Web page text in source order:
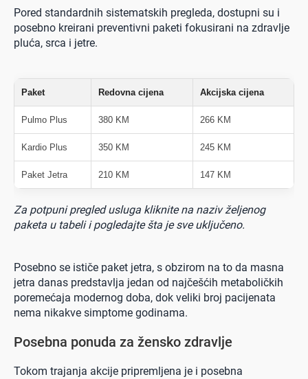
Pored standardnih sistematskih pregleda, dostupni su i
posebno kreirani preventivni paketi fokusirani na zdravlje
pluća, srca i jetre.
Paket Redovna cijena Akcijska cijena
Pulmo Plus 380 KM 266 KM
Kardio Plus 350 KM 245 KM
Paket Jetra 210 KM 147 KM
Za potpuni pregled usluga kliknite na naziv željenog
paketa u tabeli i pogledajte šta je sve uključeno.
Posebno se ističe paket jetra, s obzirom na to da masna
jetra danas predstavlja jedan od najčešćih metaboličkih
poremećaja modernog doba, dok veliki broj pacijenata
nema nikakve simptome godinama.
Posebna ponuda za žensko zdravlje
Tokom trajanja akcije pripremljena je i posebna